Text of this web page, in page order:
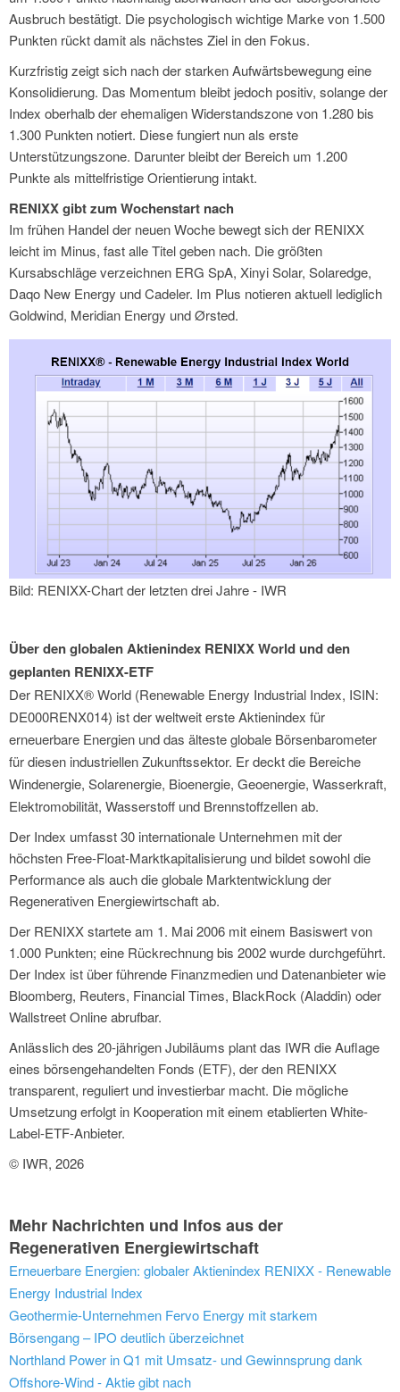
Ausbruch bestätigt. Die psychologisch wichtige Marke von 1.500
Punkten rückt damit als nächstes Ziel in den Fokus.
Kurzfristig zeigt sich nach der starken Aufwärtsbewegung eine
Konsolidierung. Das Momentum bleibt jedoch positiv, solange der
Index oberhalb der ehemaligen Widerstandszone von 1.280 bis
1.300 Punkten notiert. Diese fungiert nun als erste
Unterstützungszone. Darunter bleibt der Bereich um 1.200
Punkte als mittelfristige Orientierung intakt.
RENIXX gibt zum Wochenstart nach
Im frühen Handel der neuen Woche bewegt sich der RENIXX
leicht im Minus, fast alle Titel geben nach. Die größten
Kursabschläge verzeichnen ERG SpA, Xinyi Solar, Solaredge,
Daqo New Energy und Cadeler. Im Plus notieren aktuell lediglich
Goldwind, Meridian Energy und Ørsted.
Bild: RENIXX-Chart der letzten drei Jahre - IWR
Über den globalen Aktienindex RENIXX World und den
geplanten RENIXX-ETF
Der RENIXX® World (Renewable Energy Industrial Index, ISIN:
DE000RENX014) ist der weltweit erste Aktienindex für
erneuerbare Energien und das älteste globale Börsenbarometer
für diesen industriellen Zukunftssektor. Er deckt die Bereiche
Windenergie, Solarenergie, Bioenergie, Geoenergie, Wasserkraft,
Elektromobilität, Wasserstoff und Brennstoffzellen ab.
Der Index umfasst 30 internationale Unternehmen mit der
höchsten Free-Float-Marktkapitalisierung und bildet sowohl die
Performance als auch die globale Marktentwicklung der
Regenerativen Energiewirtschaft ab.
Der RENIXX startete am 1. Mai 2006 mit einem Basiswert von
1.000 Punkten; eine Rückrechnung bis 2002 wurde durchgeführt.
Der Index ist über führende Finanzmedien und Datenanbieter wie
Bloomberg, Reuters, Financial Times, BlackRock (Aladdin) oder
Wallstreet Online abrufbar.
Anlässlich des 20-jährigen Jubiläums plant das IWR die Auflage
eines börsengehandelten Fonds (ETF), der den RENIXX
transparent, reguliert und investierbar macht. Die mögliche
Umsetzung erfolgt in Kooperation mit einem etablierten White-
Label-ETF-Anbieter.
© IWR, 2026
Mehr Nachrichten und Infos aus der
Regenerativen Energiewirtschaft
Erneuerbare Energien: globaler Aktienindex RENIXX - Renewable
Energy Industrial Index
Geothermie-Unternehmen Fervo Energy mit starkem
Börsengang – IPO deutlich überzeichnet
Northland Power in Q1 mit Umsatz- und Gewinnsprung dank
Offshore-Wind - Aktie gibt nach